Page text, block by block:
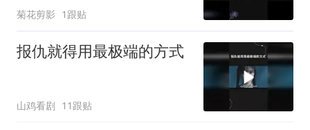
菊花剪影 1跟贴
报仇就得用最极端的方式
山鸡看剧 11跟贴